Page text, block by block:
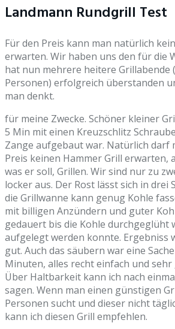
Landmann Rundgrill Test
Für den Preis kann man natürlich
erwarten. Wir haben uns den für die
hat nun mehrere heitere Grillabende
Personen) erfolgreich überstanden
man denkt.
für meine Zwecke. Schöner kleiner
5 Min mit einen Kreuzschlitz
Zange aufgebaut war. Natürlich darf
Preis keinen Hammer Grill erwarten,
was er soll, Grillen. Wir sind nur zu
locker aus. Der Rost lässt sich in drei
die Grillwanne kann genug Kohle
mit billigen Anzündern und guter
gedauert bis die Kohle durchgeglüht
aufgelegt werden konnte. Ergebniss
gut. Auch das säubern war eine
Minuten, alles recht einfach und
Über Haltbarkeit kann ich nach
sagen. Wenn man einen günstigen
Personen sucht und dieser nicht
kann ich diesen Grill empfehlen.